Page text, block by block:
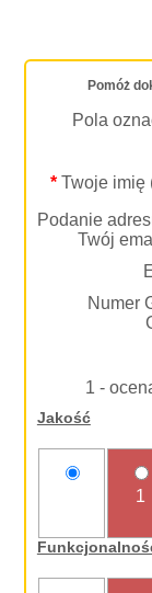
Pomóż
Pola
*Twoje imię
Podanie
Twój
Numer
1 -
Jakość
1